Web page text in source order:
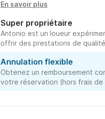
En savoir plus
Super propriétaire
Antonio est un loueur
offrir des prestations de
Annulation flexible
Obtenez un remboursement
votre réservation (hors frais de